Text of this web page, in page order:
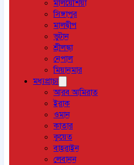
মালয়েশিয়া
সিঙ্গাপুর
মালদ্বীপ
ভুটান
শ্রীলঙ্কা
নেপাল
মিয়ানমার
মধ্যপ্রাচ্য
আরব আমিরাত
ইরাক
ওমান
কাতার
কুয়েত
বাহরাইন
লেবানন